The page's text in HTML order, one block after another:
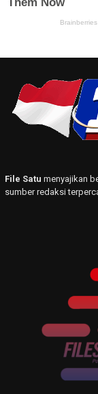
File Satu menyajikan
sumber redaksi